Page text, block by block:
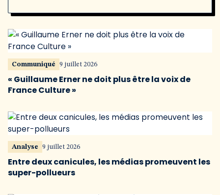
Communiqué 9 juillet 2026
« Guillaume Erner ne doit plus être la voix de
France Culture »
Analyse 9 juillet 2026
Entre deux canicules, les médias promeuvent les
super-pollueurs